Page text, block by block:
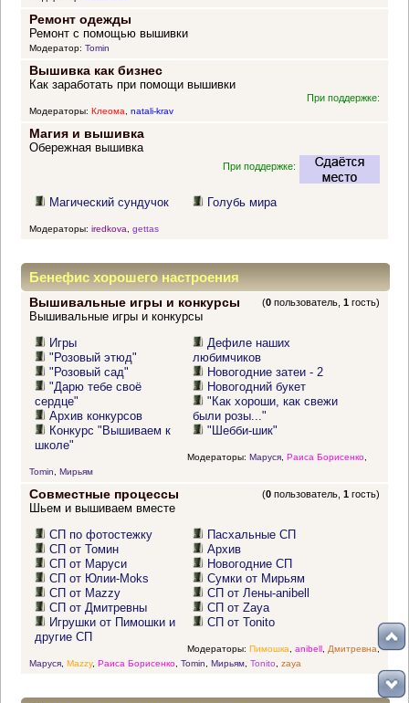
Ремонт одежды
Ремонт с помощью вышивки
Модератор: Tomin
Вышивка как бизнес
Как заработать при помощи вышивки
При поддержке:
Модераторы: Клеома, natali-krav
Магия и вышивка
Обережная вышивка
При поддержке:
Магический сундучок Голубь мира
Модераторы: iredkova gettas
Бенефис хорошего настроения
Вышивальные игры и конкурсы (0 пользователь,1 гость)
Вышивальные игры и конкурсы
Игры
"Розовый этюд"
"Розовый сад"
"Дарю тебе своё
сердце"
Архив конкурсов
Конкурс "Вышиваем к
школе"
Дефиле наших
любимчиков
Новогодние затеи - 2
Новогодний букет
"Как хороши, как свежи
были розы..."
"Шебби-шик"
Модераторы: Маруся, Раиса Борисенко,
Tomin
Мирьям
Совместные процессы (0 пользователь,1 гость)
Шьем и вышиваем вместе
СП по фотостежку
СП от Томин
СП от Маруси
СП от Юлии-Moks
СП от Mazzy
СП от Дмитревны
Игрушки от Пимошки и
другие СП
Пасхальные СП
Архив
Новогодние СП
Сумки от Мирьям
СП от Лены-anibell
СП от Zaya
СП от Tonito
Модераторы: Пимошка anibell, Дмитревна,
Маруся, Mazzy, Раиса Борисенко, Tomin Мирьям, Tonito zaya